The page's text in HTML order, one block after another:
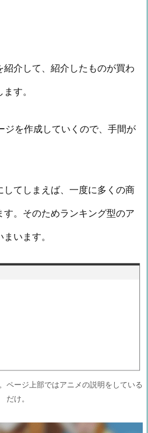
介して、紹介したものが買わ
す。
ジを作成していくので、手間が
してしまえば、一度に多くの商
。そのためランキング型のア
います。
ページ上部ではアニメの説明をしている
だけ。